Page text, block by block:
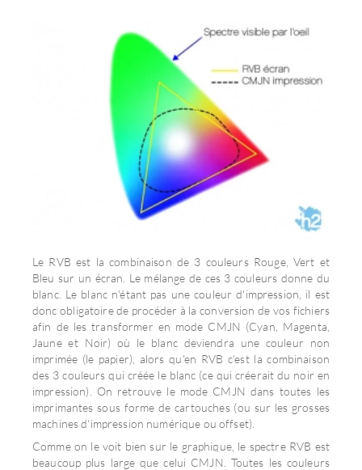
Le RVB est la combinaison de 3 couleurs Rouge, Vert et
Bleu sur un écran. Le mélange de ces 3 couleurs donne du
blanc. Le blanc n'étant pas une couleur d'impression, il est
donc obligatoire de procéder à la conversion de vos fichiers
afin de les transformer en mode CMJN (Cyan, Magenta,
Jaune et Noir) où le blanc deviendra une couleur non
imprimée (le papier), alors qu'en RVB c'est la combinaison
des 3 couleurs qui créée le blanc (ce qui créerait du noir en
impression). On retrouve le mode CMJN dans toutes les
imprimantes sous forme de cartouches (ou sur les grosses
machines d'impression numérique ou offset).
Comme on le voit bien sur le graphique, le spectre RVB est
beaucoup plus large que celui CMJN. Toutes les couleurs